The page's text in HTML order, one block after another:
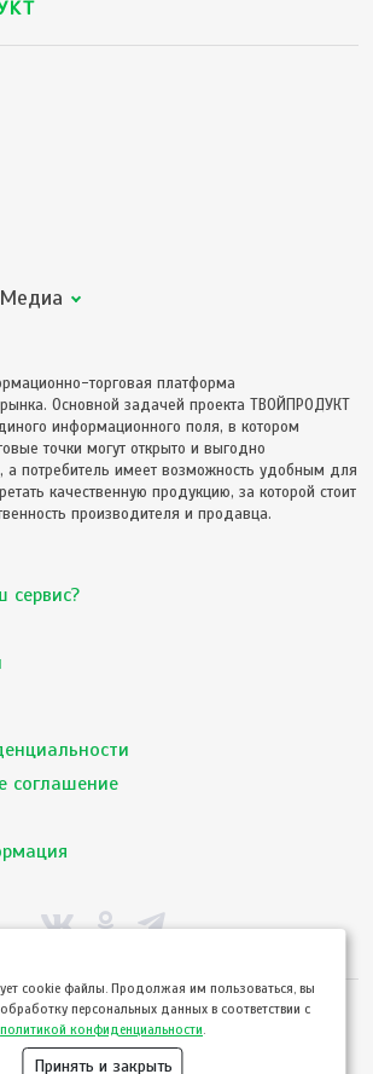
торговая платформа
Основной задачей проекта ТВОЙПРОДУКТ
информационного поля, в котором
точки могут открыто и выгодно
а потребитель имеет возможность удобным для
качественную продукцию, за которой стоит
производителя и продавца.
сервис?
соглашение
© ТвойПродукт 2010 - 2026
согласие сПользовательским соглашением
конфиденциальностисервиса ТВОЙПРОДУКТ
cookie файлы. Продолжая им пользоваться, вы
персональных данных в соответствии с
политикой конфиденциальности
Принять и закрыть